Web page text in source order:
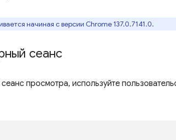
начиная с версии Chrome 137.0.7141.0.
сеанс
просмотра, используйте